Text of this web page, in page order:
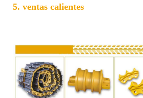
5. ventas calientes